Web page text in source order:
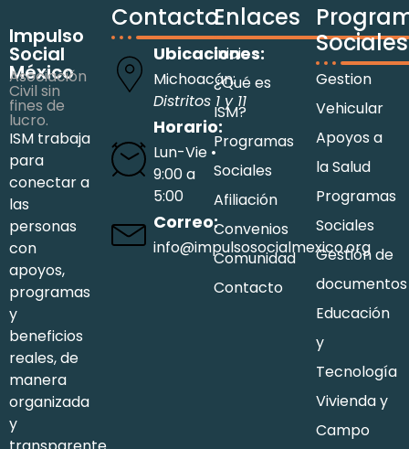
Impulso
Social
México
Asociación
Civil sin
fines de
lucro.
ISM trabaja
para
conectar a
las
personas
con
apoyos,
programas
y
beneficios
reales, de
manera
organizada
y
Contacto
Ubicaciones:
Michoacán:
Distritos 1 y 11
Horario:
Lun-Vie •
9:00 a
5:00
Correo:
info@impulsosocialmexico.org
Enlaces
Inicio
¿Qué es
ISM?
Programas
Sociales
Afiliación
Convenios
Comunidad
Contacto
Sociales
Gestion
Vehicular
Apoyos a
la Salud
Programas
Sociales
Gestión de
documentos
Educación
y
Tecnología
Vivienda y
Campo